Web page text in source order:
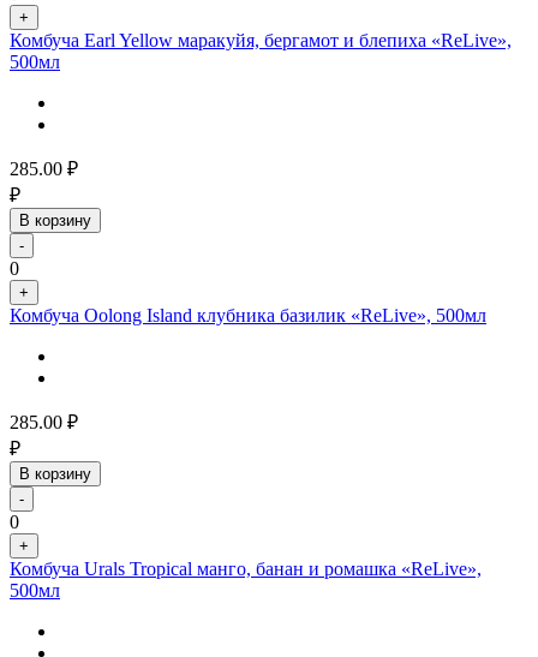
+
Комбуча Earl Yellow маракуйя, бергамот и блепиха «ReLive»,
500мл
285.00 ₽
₽
В корзину
-
0
+
Комбуча Oolong Island клубника базилик «ReLive», 500мл
285.00 ₽
₽
В корзину
-
0
+
Комбуча Urals Tropical манго, банан и ромашка «ReLive»,
500мл